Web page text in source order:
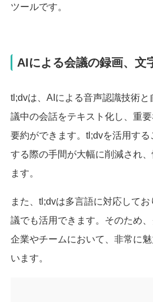
ツールです。
AIによる会議の録画、文
tl;dvは、AIによる音声認識技術
議中の会話をテキスト化し、重
要約ができます。tl;dvを活用す
する際の手間が大幅に削減され
ます。
また、tl;dvは多言語に対応して
議でも活用できます。そのため
企業やチームにおいて、非常に
います。